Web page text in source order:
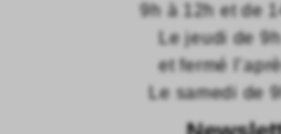
9h à 12h et de
Le jeudi de
et fermé
Le samedi de